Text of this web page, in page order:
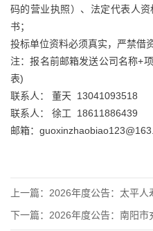
码的营业执照）、法定代表人
书；
投标单位资料必须真实，严禁借
注：报名前邮箱发送公司名称+
表)
联系人： 董天 13041093518
联系人： 徐工 18611886439
邮箱：
上一篇： 2026年度公告：太平
下一篇： 2026年度公告：南阳市充电